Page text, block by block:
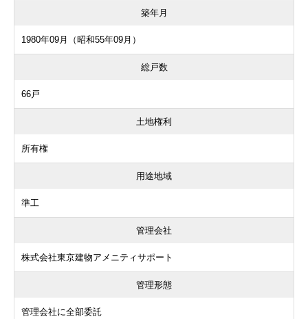
築年月
1980年09月（昭和55年09月）
総戸数
66戸
土地権利
所有権
用途地域
準工
管理会社
株式会社東京建物アメニティサポート
管理形態
管理会社に全部委託